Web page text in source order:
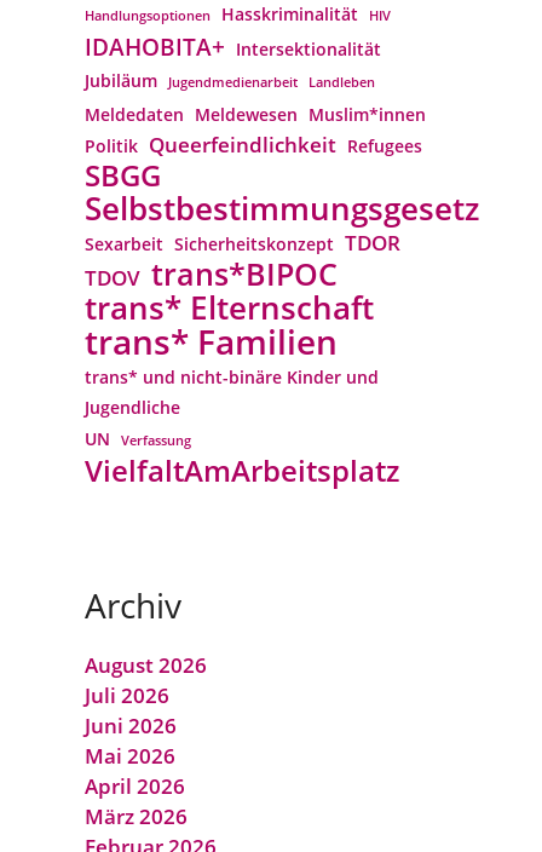
Handlungsoptionen Hasskriminalität HIV
IDAHOBITA+ Intersektionalität
Jubiläum
Jugendmedienarbeit Landleben
Meldedaten Meldewesen Muslim*innen
Politik Queerfeindlichkeit Refugees
SBGG
Selbstbestimmungsgesetz
Sexarbeit Sicherheitskonzept TDOR
TDOV trans*BIPOC
trans* Elternschaft
trans* Familien
trans* und nicht-binäre Kinder und
Jugendliche
UN
Verfassung
VielfaltAmArbeitsplatz
Archiv
August 2026
Juli 2026
Juni 2026
Mai 2026
April 2026
März 2026
Februar 2026